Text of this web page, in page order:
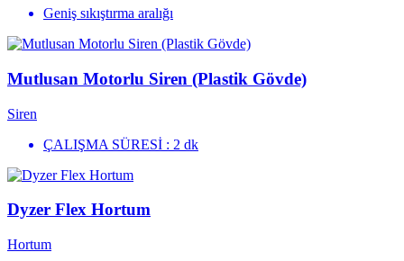
Geniş sıkıştırma aralığı
Mutlusan Motorlu Siren (Plastik Gövde)
Siren
ÇALIŞMA SÜRESİ : 2 dk
Dyzer Flex Hortum
Hortum